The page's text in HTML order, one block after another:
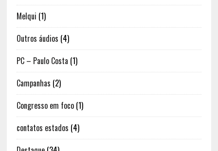
Melqui (1)
Outros áudios (4)
PC – Paulo Costa (1)
Campanhas (2)
Congresso em foco(1)
contatos estados (4)